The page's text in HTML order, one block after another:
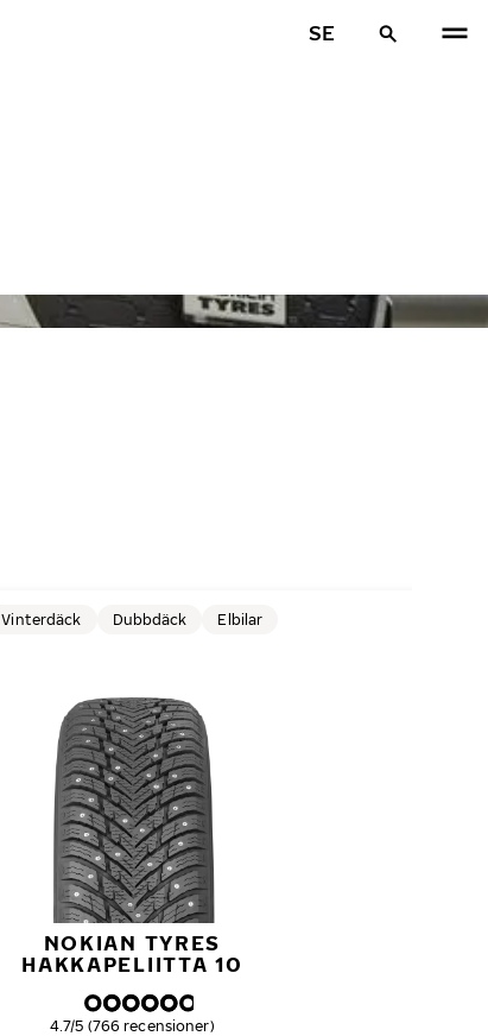
SE
NOKIAN TYRES
HAKKAPELIITTA 10
Vinterdäck Dubbdäck Elbilar
Övergripande betyg
4.7/5 (766 recensioner)